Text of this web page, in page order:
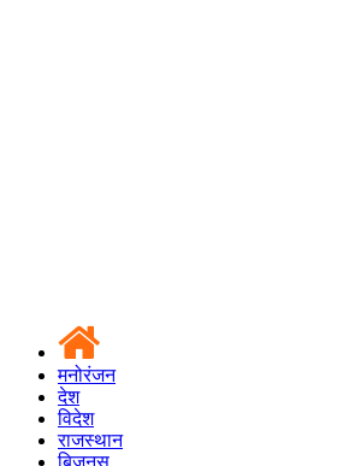
मनोरंजन
देश
विदेश
राजस्थान
बिजनस